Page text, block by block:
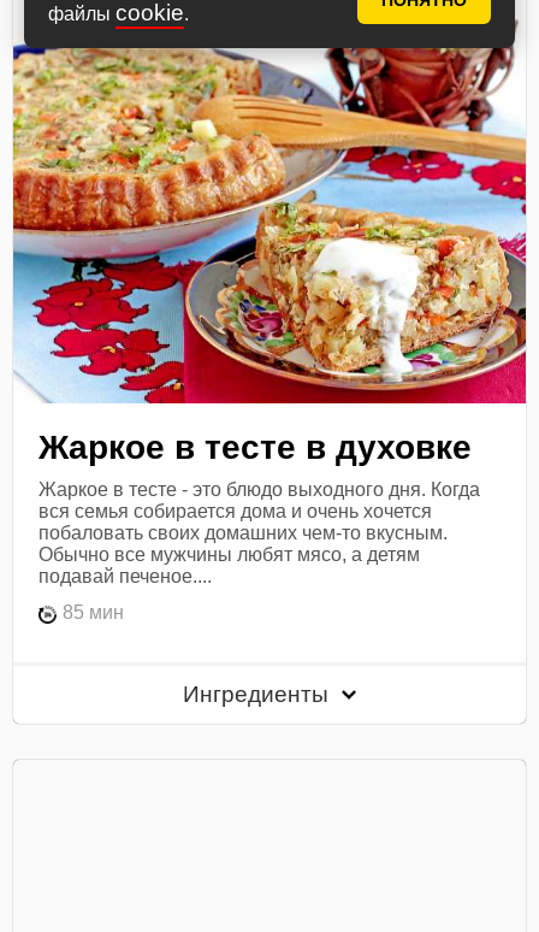
файлы cookie.
Жаркое в тесте в духовке
Жаркое в тесте - это блюдо выходного дня. Когда
вся семья собирается дома и очень хочется
побаловать своих домашних чем-то вкусным.
Обычно все мужчины любят мясо, а детям
подавай печеное....
85 мин
Ингредиенты